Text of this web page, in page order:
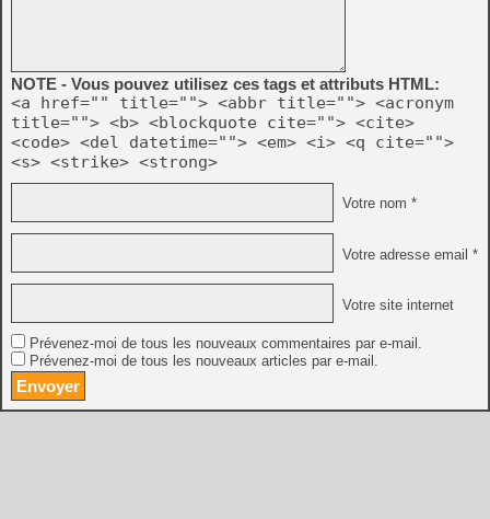
NOTE - Vous pouvez utilisez ces tags et attributs HTML:
<a href="" title=""> <abbr title=""> <acronym
title=""> <b> <blockquote cite=""> <cite>
<code> <del datetime=""> <em> <i> <q cite="">
<s> <strike> <strong>
Votre nom *
Votre adresse email *
Votre site internet
Prévenez-moi de tous les nouveaux commentaires par e-mail.
Prévenez-moi de tous les nouveaux articles par e-mail.